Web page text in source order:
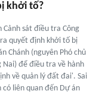
khởi tố?
Cảnh sát điều tra Công
quyết định khởi tố bị
Chánh (nguyên Phó chủ
để điều tra về hành
về quản lý đất đai'. Sai
có liên quan đến Dự án